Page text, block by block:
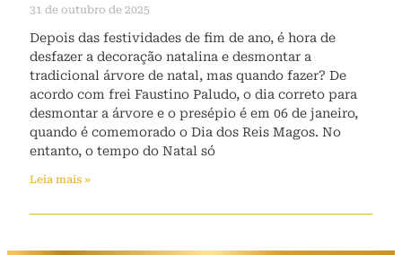
31 de outubro de 2025
Depois das festividades de fim de ano, é hora de
desfazer a decoração natalina e desmontar a
tradicional árvore de natal, mas quando fazer? De
acordo com frei Faustino Paludo, o dia correto para
desmontar a árvore e o presépio é em 06 de janeiro,
quando é comemorado o Dia dos Reis Magos. No
entanto, o tempo do Natal só
Leia mais »